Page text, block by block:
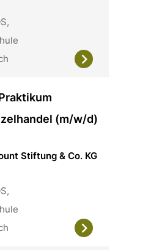
(m/w/d)
Stiftung & Co. KG